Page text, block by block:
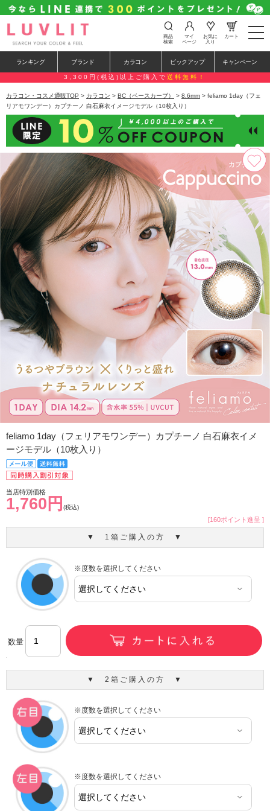
t
o
e
n
a
a
i
o
n
商品
検索
マイ
ページ
お気に
入り
カート
ランキング ブランド カラコン ピックアップ キャンペーン
3,300円(税込)以上ご購入で 送料無料！
カラコン・コスメ通販TOP > カラコン > BC（ベースカーブ） > 8.6mm > feliamo 1day（フェ
リアモワンデー）カプチーノ 白石麻衣イメージモデル（10枚入り）
feliamo 1day（フェリアモワンデー）カプチーノ 白石麻衣イメ
ージモデル（10枚入り）
当店特別価格
1,760円 (税込)
[160ポイント進呈 ]
▼ 1箱ご購入の方 ▼
※度数を選択してください
数量
▼ 2箱ご購入の方 ▼
※度数を選択してください
※度数を選択してください